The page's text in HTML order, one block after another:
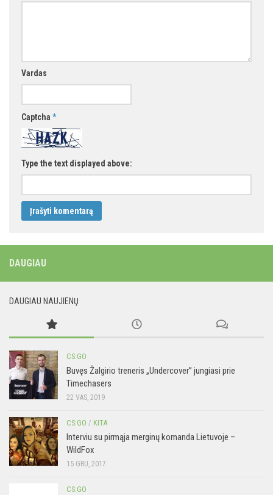
Vardas
Captcha *
Type the text displayed above:
DAUGIAU
DAUGIAU NAUJIENŲ
CS:GO
Buvęs Žalgirio treneris „Undercover” jungiasi prie
Timechasers
22 VAS, 2019
CS:GO / KITA
Interviu su pirmąja merginų komanda Lietuvoje –
WildFox
15 GRU, 2017
CS:GO